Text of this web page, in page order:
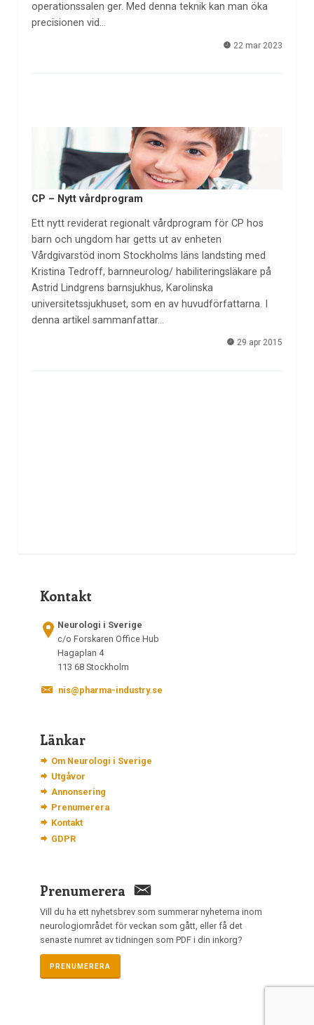
operationssalen ger. Med denna teknik kan man öka
precisionen vid…
22 mar 2023
CP – Nytt vårdprogram
Ett nytt reviderat regionalt vårdprogram för CP hos
barn och ungdom har getts ut av enheten
Vårdgivarstöd inom Stockholms läns landsting med
Kristina Tedroff, barnneurolog/ habiliteringsläkare på
Astrid Lindgrens barnsjukhus, Karolinska
universitetssjukhuset, som en av huvudförfattarna. I
denna artikel sammanfattar…
29 apr 2015
Kontakt
Neurologi i Sverige
c/o Forskaren Office Hub
Hagaplan 4
113 68 Stockholm
nis@pharma-industry.se
Länkar
Om Neurologi i Sverige
Utgåvor
Annonsering
Prenumerera
Kontakt
GDPR
Prenumerera
Vill du ha ett nyhetsbrev som summerar nyheterna inom
neurologiområdet för veckan som gått, eller få det
senaste numret av tidningen som PDF i din inkorg?
PRENUMERERA